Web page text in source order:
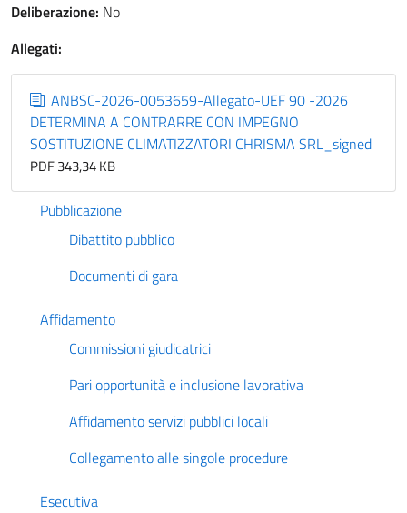
Deliberazione: No
Allegati:
ANBSC-2026-0053659-Allegato-UEF 90 -2026
DETERMINA A CONTRARRE CON IMPEGNO
SOSTITUZIONE CLIMATIZZATORI CHRISMA SRL_signed
PDF 343,34 KB
Pubblicazione
Dibattito pubblico
Documenti di gara
Affidamento
Commissioni giudicatrici
Pari opportunità e inclusione lavorativa
Affidamento servizi pubblici locali
Collegamento alle singole procedure
Esecutiva